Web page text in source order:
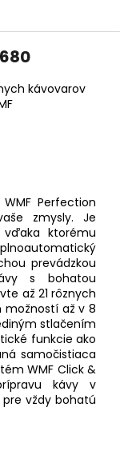
kávovarov
Perfection
zmysly. Je
ktorému
prevádzkou
s bohatou
až 21 rôznych
až v 8
stlačením
funkcie ako
samočistiaca
WMF Click &
kávy v
vždy bohatú